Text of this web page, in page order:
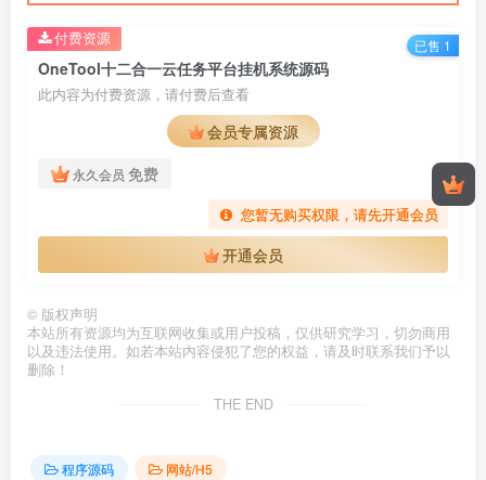
OneTool十二合一云任务平台挂机系统源码
此内容为付费资源，请付费后查看
会员专属资源
永久会员 免费
您暂无购买权限，请先开通会员
开通会员
付费资源 已售 1
© 版权声明
本站所有资源均为互联网收集或用户投稿，仅供研究学习，切勿商用
以及违法使用。如若本站内容侵犯了您的权益，请及时联系我们予以
删除！
THE END
程序源码 网站/H5